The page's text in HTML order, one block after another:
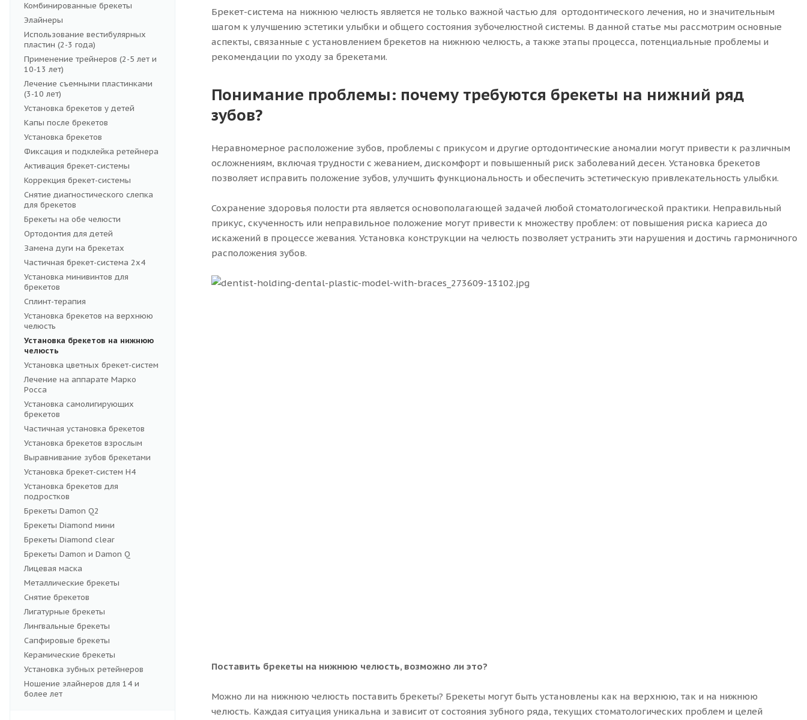
Комбинированные брекеты
Элайнеры
Использование вестибулярных
пластин (2-3 года)
Применение трейнеров (2-5 лет и
10-13 лет)
Лечение съемными пластинками
(3-10 лет)
Установка брекетов у детей
Капы после брекетов
Установка брекетов
Фиксация и подклейка ретейнера
Активация брекет-системы
Коррекция брекет-системы
Снятие диагностического слепка
для брекетов
Брекеты на обе челюсти
Ортодонтия для детей
Замена дуги на брекетах
Частичная брекет-система 2x4
Установка минивинтов для
брекетов
Сплинт-терапия
Установка брекетов на верхнюю
челюсть
Установка брекетов на нижнюю
челюсть
Установка цветных брекет-систем
Лечение на аппарате Марко
Росса
Установка самолигирующих
брекетов
Частичная установка брекетов
Установка брекетов взрослым
Выравнивание зубов брекетами
Установка брекет-систем H4
Установка брекетов для
подростков
Брекеты Damon Q2
Брекеты Diamond мини
Брекеты Diamond clear
Брекеты Damon и Damon Q
Лицевая маска
Металлические брекеты
Снятие брекетов
Лигатурные брекеты
Лингвальные брекеты
Сапфировые брекеты
Керамические брекеты
Установка зубных ретейнеров
Ношение элайнеров для 14 и
более лет
Брекет-система на нижнюю челюсть является не только важной частью для ортодонтического лечения, но и значительным
шагом к улучшению эстетики улыбки и общего состояния зубочелюстной системы. В данной статье мы рассмотрим основные
аспекты, связанные с установлением брекетов на нижнюю челюсть, а также этапы процесса, потенциальные проблемы и
рекомендации по уходу за брекетами.
Понимание проблемы: почему требуются брекеты на нижний ряд
зубов?
Неравномерное расположение зубов, проблемы с прикусом и другие ортодонтические аномалии могут привести к различным
осложнениям, включая трудности с жеванием, дискомфорт и повышенный риск заболеваний десен. Установка брекетов
позволяет исправить положение зубов, улучшить функциональность и обеспечить эстетическую привлекательность улыбки.
Сохранение здоровья полости рта является основополагающей задачей любой стоматологической практики. Неправильный
прикус, скученность или неправильное положение могут привести к множеству проблем: от повышения риска кариеса до
искажений в процессе жевания. Установка конструкции на челюсть позволяет устранить эти нарушения и достичь гармоничного
расположения зубов.
Поставить брекеты на нижнюю челюсть, возможно ли это?
Можно ли на нижнюю челюсть поставить брекеты? Брекеты могут быть установлены как на верхнюю, так и на нижнюю
челюсть. Каждая ситуация уникальна и зависит от состояния зубного ряда, текущих стоматологических проблем и целей